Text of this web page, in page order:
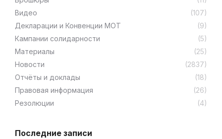
Видео
(107)
Декларации и Конвенции МОТ
(9)
Кампании солидарности
(5)
Материалы
(25)
Новости
(2837)
Отчёты и доклады
(18)
Правовая информация
(26)
Резолюции
(4)
Последние записи